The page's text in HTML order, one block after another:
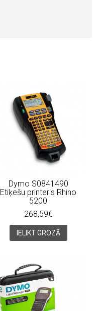
Dymo S0841490
Etiķešu printeris Rhino
5200
268,59€
IELIKT GROZĀ